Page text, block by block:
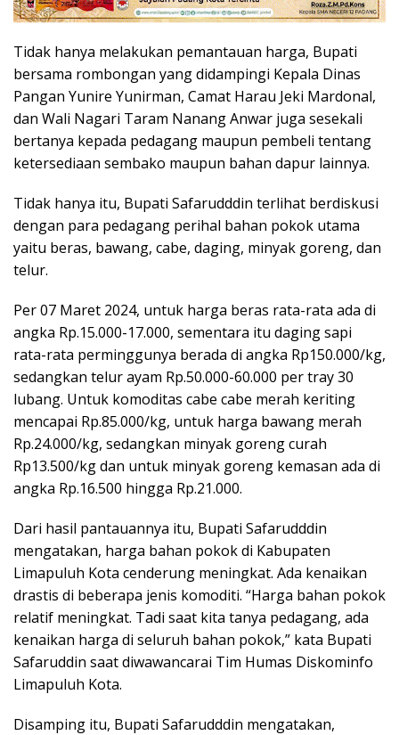
Tidak hanya melakukan pemantauan harga, Bupati
bersama rombongan yang didampingi Kepala Dinas
Pangan Yunire Yunirman, Camat Harau Jeki Mardonal,
dan Wali Nagari Taram Nanang Anwar juga sesekali
bertanya kepada pedagang maupun pembeli tentang
ketersediaan sembako maupun bahan dapur lainnya.
Tidak hanya itu, Bupati Safarudddin terlihat berdiskusi
dengan para pedagang perihal bahan pokok utama
yaitu beras, bawang, cabe, daging, minyak goreng, dan
telur.
Per 07 Maret 2024, untuk harga beras rata-rata ada di
angka Rp.15.000-17.000, sementara itu daging sapi
rata-rata perminggunya berada di angka Rp150.000/kg,
sedangkan telur ayam Rp.50.000-60.000 per tray 30
lubang. Untuk komoditas cabe cabe merah keriting
mencapai Rp.85.000/kg, untuk harga bawang merah
Rp.24.000/kg, sedangkan minyak goreng curah
Rp13.500/kg dan untuk minyak goreng kemasan ada di
angka Rp.16.500 hingga Rp.21.000.
Dari hasil pantauannya itu, Bupati Safarudddin
mengatakan, harga bahan pokok di Kabupaten
Limapuluh Kota cenderung meningkat. Ada kenaikan
drastis di beberapa jenis komoditi. “Harga bahan pokok
relatif meningkat. Tadi saat kita tanya pedagang, ada
kenaikan harga di seluruh bahan pokok,” kata Bupati
Safaruddin saat diwawancarai Tim Humas Diskominfo
Limapuluh Kota.
Disamping itu, Bupati Safarudddin mengatakan,